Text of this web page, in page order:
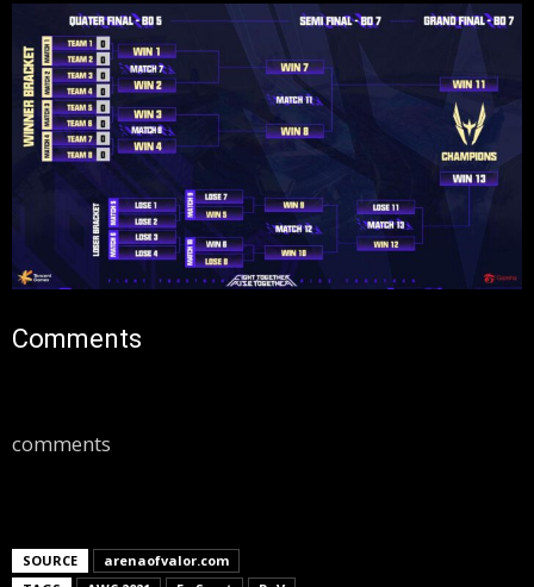
Comments
comments
SOURCE
arenaofvalor.com